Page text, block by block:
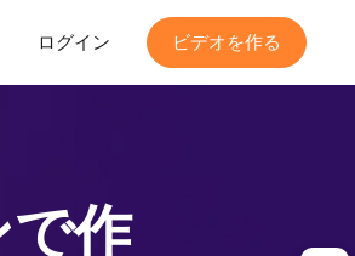
ログイン ビデオを作る
作